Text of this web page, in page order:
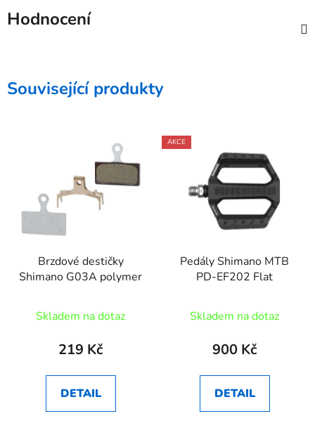
Hodnocení
Související produkty
Brzdové destičky
Shimano G03A polymer
Skladem na dotaz
219 Kč
DETAIL
AKCE
Pedály Shimano MTB
PD-EF202 Flat
Skladem na dotaz
900 Kč
DETAIL